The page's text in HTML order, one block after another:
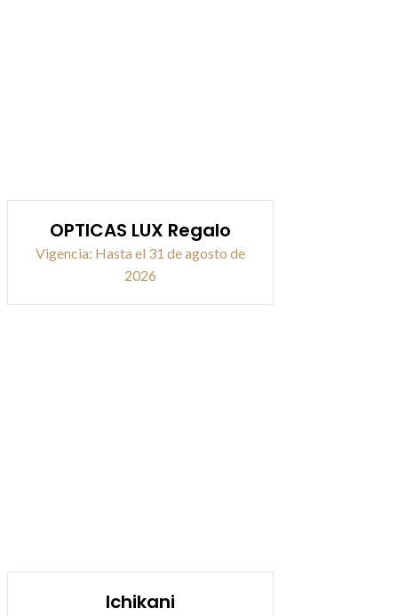
OPTICAS LUX Regalo
Vigencia: Hasta el 31 de agosto de
2026
Ichikani